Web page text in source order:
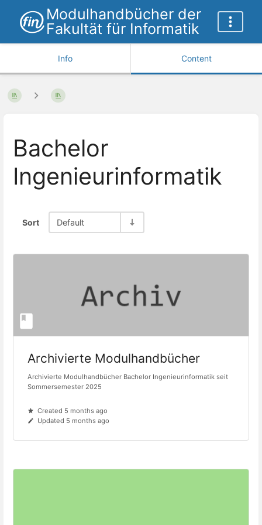
Modulhandbücher der
Fakultät für Informatik
Info Content
Bachelor
Ingenieurinformatik
Sort Default
Archivierte Modulhandbücher
Archivierte Modulhandbücher Bachelor Ingenieurinformatik seit
Sommersemester 2025
Created 5 months ago
Updated 5 months ago